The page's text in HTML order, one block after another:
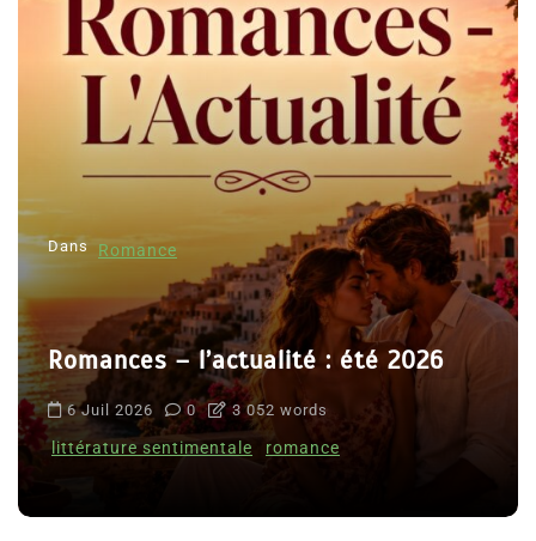
Dans Romance
Romances – l’actualité : été 2026
6 Juil 2026 0 3 052 words
littérature sentimentale romance